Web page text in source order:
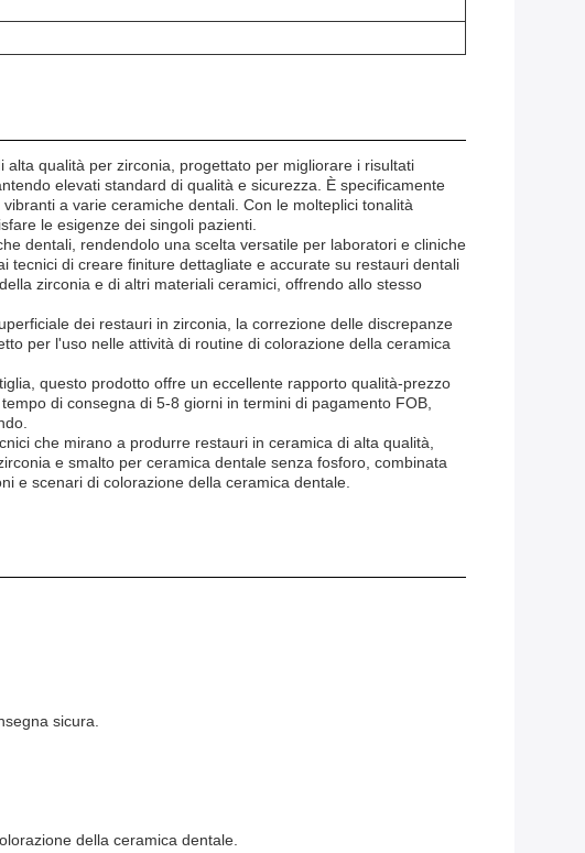
qualità per zirconia, progettato per migliorare i risultati
elevati standard di qualità e sicurezza. È specificamente
a varie ceramiche dentali. Con le molteplici tonalità
le esigenze dei singoli pazienti.
dentali, rendendolo una scelta versatile per laboratori e cliniche
tecnici di creare finiture dettagliate e accurate su restauri dentali
zirconia e di altri materiali ceramici, offrendo allo stesso
dei restauri in zirconia, la correzione delle discrepanze
per l'uso nelle attività di routine di colorazione della ceramica
questo prodotto offre un eccellente rapporto qualità-prezzo
di consegna di 5-8 giorni in termini di pagamento FOB,
che mirano a produrre restauri in ceramica di alta qualità,
e smalto per ceramica dentale senza fosforo, combinata
e scenari di colorazione della ceramica dentale.
sicura.
della ceramica dentale.